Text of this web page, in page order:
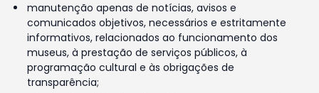
manutenção apenas de notícias, avisos e
comunicados objetivos, necessários e estritamente
informativos, relacionados ao funcionamento dos
museus, à prestação de serviços públicos, à
programação cultural e às obrigações de
transparência;